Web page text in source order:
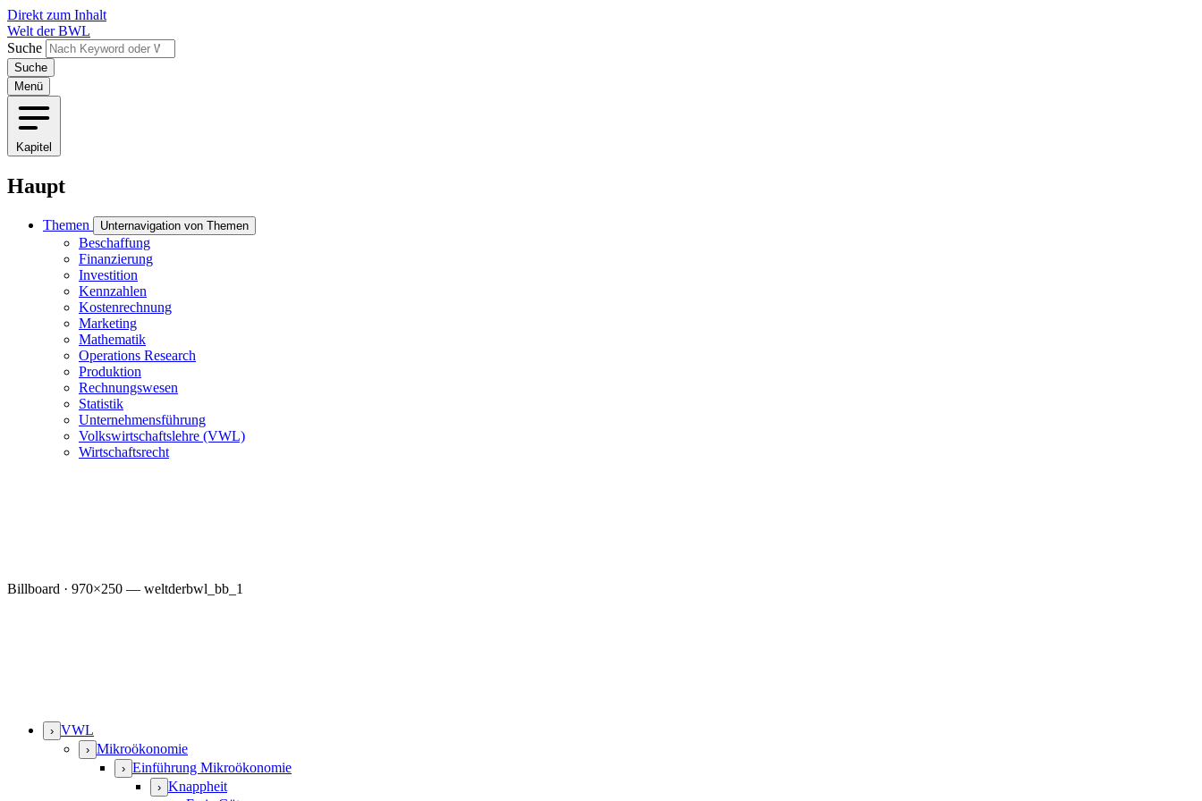
Direkt zum Inhalt
Welt der BWL
Suche
Menü
Kapitel
Haupt
Themen Unternavigation von Themen
Beschaffung
Finanzierung
Investition
Kennzahlen
Kostenrechnung
Marketing
Mathematik
Operations Research
Produktion
Rechnungswesen
Statistik
Unternehmensführung
Volkswirtschaftslehre (VWL)
Wirtschaftsrecht
Billboard · 970×250 — weltderbwl_bb_1
› VWL
› Mikroökonomie
› Einführung Mikroökonomie
› Knappheit